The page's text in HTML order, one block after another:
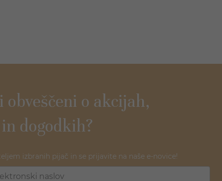
obveščeni o akcijah,
dogodkih?
izbranih pijač in se prijavite na naše e-novice!